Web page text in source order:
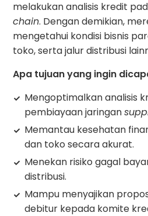
melakukan analisis kredit
chain. Dengan demikian,
mengetahui kondisi bisnis
toko, serta jalur distribusi
Apa tujuan yang ingin
Mengoptimalkan analisis
pembiayaan jaringan
Memantau kesehatan
dan toko secara akurat.
Menekan risiko gagal
distribusi.
Mampu menyajikan
debitur kepada komite